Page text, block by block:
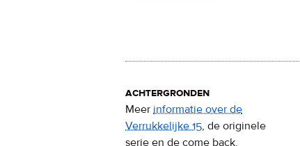
achtergronden
Meer informatie over de
Verrukkelijke 15, de originele
serie en de come back.